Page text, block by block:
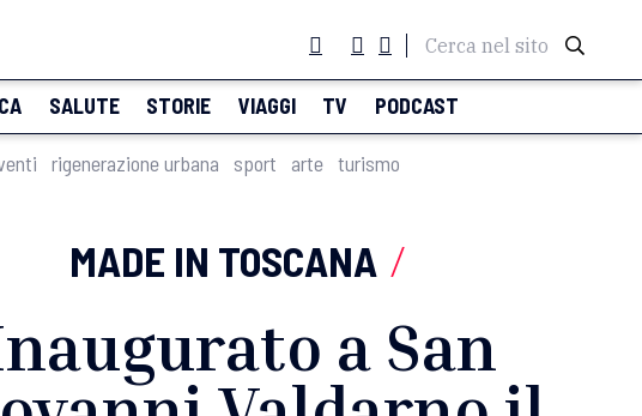
Cerca nel sito
SALUTE STORIE VIAGGI TV PODCAST
rigenerazione urbana sport arte turismo
MADE IN TOSCANA /
a San